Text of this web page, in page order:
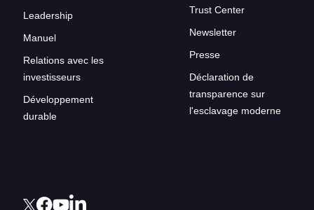
Leadership
Manuel
Relations avec les
investisseurs
Développement
durable
Trust Center
Newsletter
Presse
Déclaration de
transparence sur
l'esclavage moderne